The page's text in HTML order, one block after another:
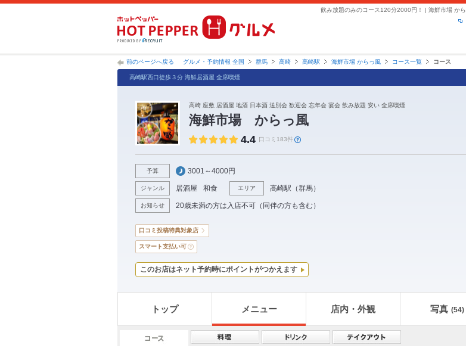
前のページへ戻る グルメ・予約情報 全国 群馬 高崎 高崎駅 海鮮市場 からっ風 コース一覧 コース
高崎駅西口徒歩３分 海鮮居酒屋 全席喫煙
高崎 座敷 居酒屋 地酒 日本酒 送別会 歓迎会 忘年会 宴会 飲み放題 安い 全席喫煙
海鮮市場 からっ風
4.4 口コミ183件
予算 3001～4000円
ジャンル 居酒屋 和食 エリア 高崎駅 （群馬）
お知らせ 20歳未満の方は入店不可（同伴の方も含む）
口コミ投稿特典対象店
スマート支払い可
このお店はネット予約時にポイントがつかえます
トップ メニュー 店内・外観 写真 (54)